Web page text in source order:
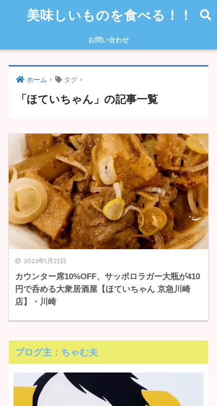
美味しいものを食べる！！
お問い合わせ
ホーム タグ
「ほていちゃん」の記事一覧
2022年1月22日
カウンター席10%OFF、サッポロラガー大瓶が410
円で呑める大衆居酒屋【ほていちゃん 京急川崎
店】・川崎
ブログ主：ちゃむ夫